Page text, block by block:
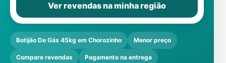
Ver revendas na minha região
Botijão De Gás 45kg em Chorozinho Menor preço
Compare revendas Pagamento na entrega